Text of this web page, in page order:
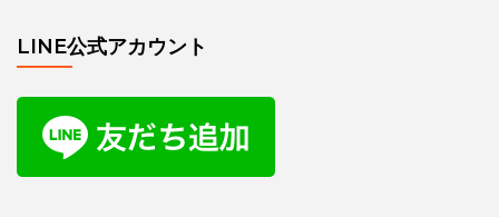
LINE公式アカウント